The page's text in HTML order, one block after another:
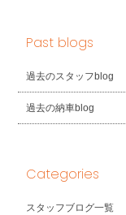
Past blogs
過去のスタッフblog
過去の納車blog
Categories
スタッフブログ一覧